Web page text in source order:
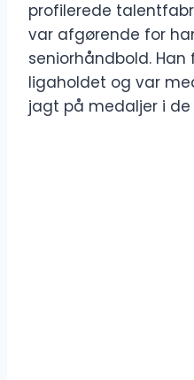
profilerede
var afgørende for
seniorhåndbold. Han
ligaholdet og var
jagt på medaljer i